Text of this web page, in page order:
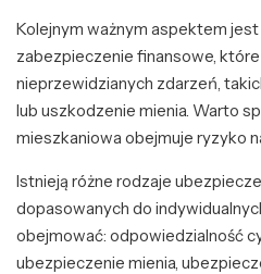
Kolejnym ważnym aspektem jest
zabezpieczenie finansowe,
nieprzewidzianych zdarzeń,
lub uszkodzenie mienia. Warto
mieszkaniowa obejmuje ryzyko
Istnieją różne rodzaje
dopasowanych do
obejmować: odpowiedzialność
ubezpieczenie mienia,